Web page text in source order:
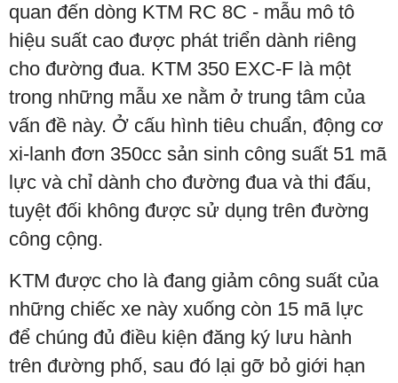
quan đến dòng KTM RC 8C - mẫu mô tô
hiệu suất cao được phát triển dành riêng
cho đường đua. KTM 350 EXC-F là một
trong những mẫu xe nằm ở trung tâm của
vấn đề này. Ở cấu hình tiêu chuẩn, động cơ
xi-lanh đơn 350cc sản sinh công suất 51 mã
lực và chỉ dành cho đường đua và thi đấu,
tuyệt đối không được sử dụng trên đường
công cộng.
KTM được cho là đang giảm công suất của
những chiếc xe này xuống còn 15 mã lực
để chúng đủ điều kiện đăng ký lưu hành
trên đường phố, sau đó lại gỡ bỏ giới hạn